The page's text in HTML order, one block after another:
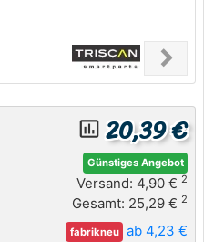
chevron_right
Next
insert_chart_outlined 20,39 €
Günstiges Angebot
Versand: 4,90 € 2
Gesamt: 25,29 € 2
fabrikneu ab 4,23 €